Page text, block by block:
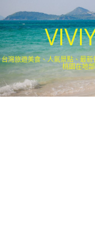
台灣旅遊美食、人氣景點、最
桃園在地